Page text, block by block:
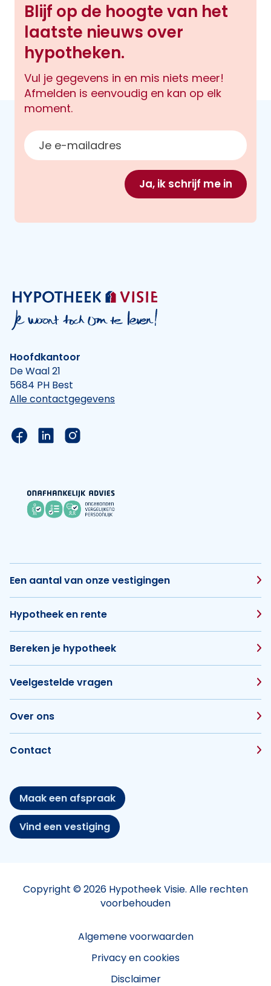
Blijf op de hoogte van het
laatste nieuws over
hypotheken.
Vul je gegevens in en mis niets meer!
Afmelden is eenvoudig en kan op elk
moment.
E-mailadres
Ja, ik schrijf me in
Hoofdkantoor
De Waal 21
5684 PH Best
Alle contactgegevens
Link naar de Facebook pagina van Hypotheek
Link naar de LinkedIn pagina van
Link naar de Instagram pagina van
Een aantal van onze vestigingen
Hypotheek en rente
Bereken je hypotheek
Veelgestelde vragen
Over ons
Contact
Maak een afspraak
Vind een vestiging
Copyright © 2026 Hypotheek Visie. Alle rechten
voorbehouden
Algemene voorwaarden
Privacy en cookies
Disclaimer